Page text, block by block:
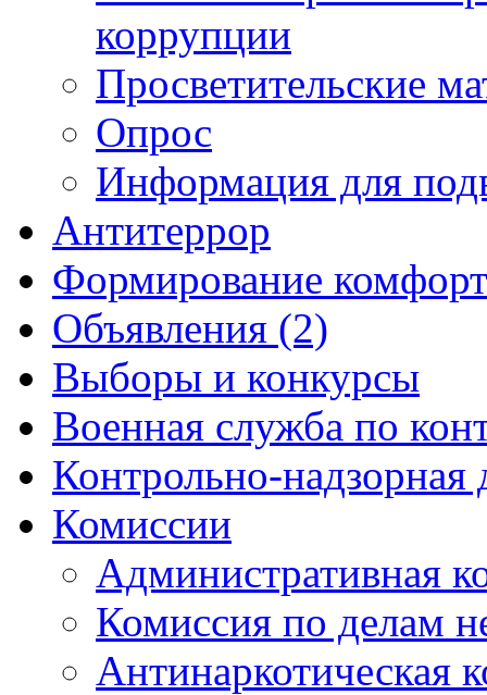
коррупции
Просветительские
Опрос
Информация для
Антитеррор
Формирование
Объявления (2)
Выборы и конкурсы
Военная служба по
Контрольно-надзорная
Комиссии
Административная
Комиссия по делам
Антинаркотическая